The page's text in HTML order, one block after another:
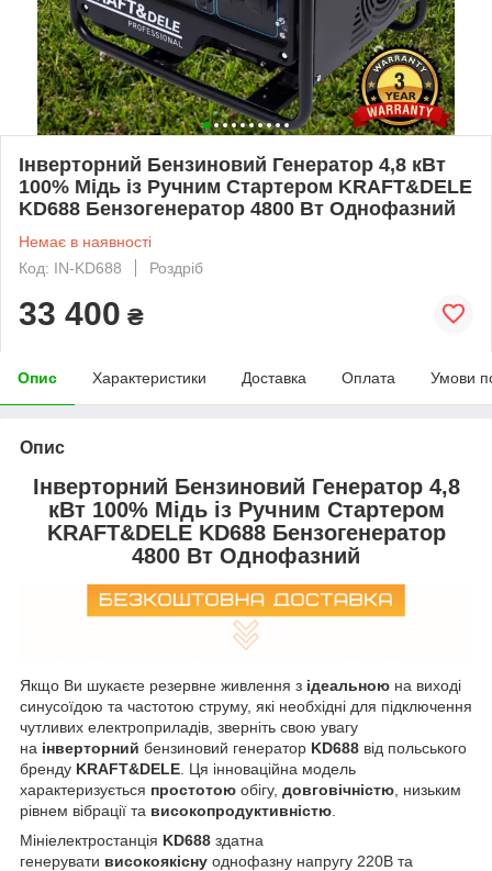
Інверторний Бензиновий Генератор 4,8 кВт
100% Мідь із Ручним Стартером KRAFT&DELE
KD688 Бензогенератор 4800 Вт Однофазний
Немає в наявності
Код: IN-KD688
Роздріб
33 400 ₴
Опис Характеристики Доставка Оплата Умови
Опис
Інверторний Бензиновий Генератор 4,8
кВт 100% Мідь із Ручним Стартером
KRAFT&DELE KD688 Бензогенератор
4800 Вт Однофазний
Якщо Ви шукаєте резервне живлення з ідеальною на виході
синусоїдою та частотою струму, які необхідні для підключення
чутливих електроприладів, зверніть свою увагу
на інверторний бензиновий генератор KD688 від польського
бренду KRAFT&DELE . Ця інноваційна модель
характеризується простотою обігу, довговічністю , низьким
рівнем вібрації та високопродуктивністю
Мініелектростанція KD688 здатна
генерувати високоякісну однофазну напругу 220В та